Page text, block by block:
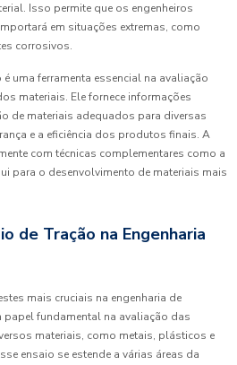
Isso permite que os engenheiros
em situações extremas, como
corrosivos.
uma ferramenta essencial na avaliação
materiais. Ele fornece informações
de materiais adequados para diversas
e a eficiência dos produtos finais. A
com técnicas complementares como a
para o desenvolvimento de materiais mais
de Tração na Engenharia
mais cruciais na engenharia de
papel fundamental na avaliação das
materiais, como metais, plásticos e
ensaio se estende a várias áreas da